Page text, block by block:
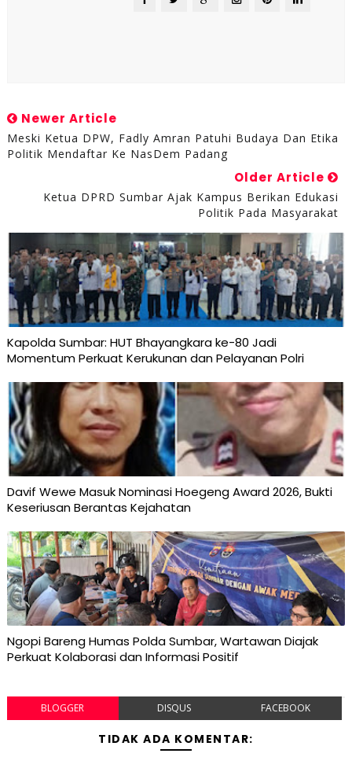
Newer Article
Meski Ketua DPW, Fadly Amran Patuhi Budaya Dan Etika
Politik Mendaftar Ke NasDem Padang
Older Article
Ketua DPRD Sumbar Ajak Kampus Berikan Edukasi
Politik Pada Masyarakat
Kapolda Sumbar: HUT Bhayangkara ke-80 Jadi
Momentum Perkuat Kerukunan dan Pelayanan Polri
Davif Wewe Masuk Nominasi Hoegeng Award 2026, Bukti
Keseriusan Berantas Kejahatan
Ngopi Bareng Humas Polda Sumbar, Wartawan Diajak
Perkuat Kolaborasi dan Informasi Positif
BLOGGER DISQUS FACEBOOK
TIDAK ADA KOMENTAR: